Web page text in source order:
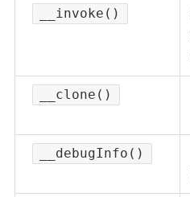
__invoke()
__clone()
__debugInfo()